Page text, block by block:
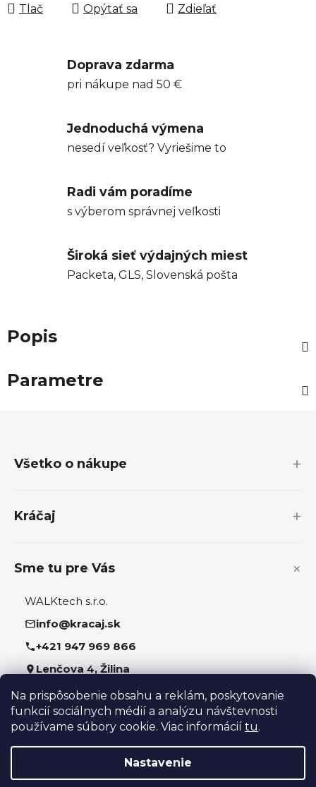
Na prispôsobenie obsahu a reklám, poskytovanie
funkcií sociálnych médií a analýzu návštevnosti
používame súbory cookie. Viac informácií tu.
Nastavenie
Tlač Opýtať sa Zdieľať
Doprava zdarma
pri nákupe nad 50 €
Jednoduchá výmena
nesedí veľkosť? Vyriešime to
Radi vám poradíme
s výberom správnej veľkosti
Široká sieť výdajných miest
Packeta, GLS, Slovenská pošta
Popis
Parametre
Všetko o nákupe
Kráčaj
Sme tu pre Vás
WALKtech s.r.o.
info@kracaj.sk
+421 947 969 866
Lenčova 4, Žilina
Sledujte nás